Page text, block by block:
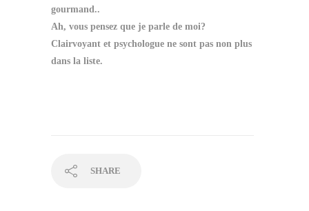
gourmand..
Ah, vous pensez que je parle de moi?
Clairvoyant et psychologue ne sont pas non plus
dans la liste.
SHARE